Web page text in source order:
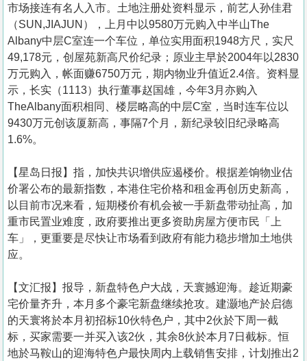
市场接连有名人入市。土地注册处资料显示，前艺人孙佳君
（SUN,JIAJUN），上月中以9580万元购入中半山The
Albany中层C室连一个车位，单位实用面积1948方尺，实尺
49,178元，创屋苑新高尺价纪录；原业主早於2004年以2830
万元购入，帐面赚6750万元，期内物业升值近2.4倍。资料显
示，长实（1113）执行董事赵国雄，今年3月亦购入
TheAlbany面积相同、楼层略高的中层C室，当时连车位以
9430万元创该厦新高，事隔7个月，新纪录较旧纪录略高
1.6%。
【星岛日报】指，加快共识增供应遏楼价。根据差饷物业估
价署公布的最新指数，本港住宅价格和租金再创历史新高，
以目前市况来看，短期楼价有机会被一手新盘带动扯高，加
重市民置业难度，政府要推出更多资助房屋方便市民「上
车」，更重要是尽快让市场看到政府有能力稳步增加土地供
应。
【文汇报】报导，新盘特色户大战，天寰撼迎海。趁近期豪
宅价量齐升，本月多个豪宅新盘继续抢攻。建灏地产於启德
的天寰将於本月初招标10伙特色户，其中2伙於下周一截
标，买家需要一并买入该2伙，其余8伙於本月7日截标。恒
地於马鞍山的迎海特色户最快周内上载销售安排，计划推出2